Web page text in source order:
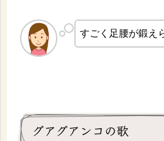
すごく足腰が鍛え
グアグアンコの歌